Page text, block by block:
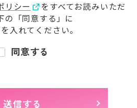
リシー
をすべてお読みいただ
の「同意する」に
入れてください。
同意する